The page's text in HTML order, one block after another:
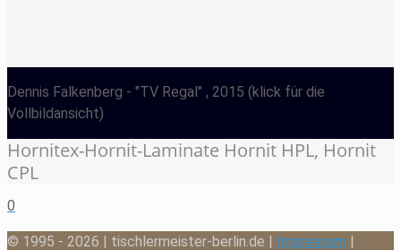
Dennis Falkenberg - "TV Regal" , 2015 (klick für die
Vollbildansicht)
Hornitex-Hornit-Laminate Hornit HPL, Hornit
CPL
0
© 1995 - 2026 | tischlermeister-berlin.de | Impressum